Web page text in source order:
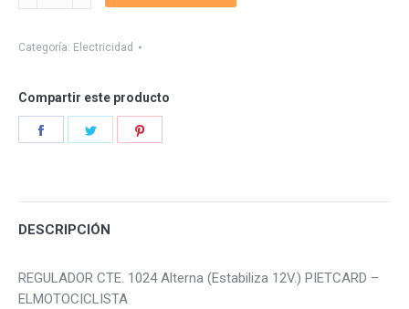
Xr
R
quantity
Categoría: Electricidad
Compartir este producto
DESCRIPCIÓN
REGULADOR CTE. 1024 Alterna (Estabiliza 12V.) PIETCARD –
ELMOTOCICLISTA